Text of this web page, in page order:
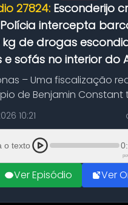
27824: Esconderijo
intercepta
kg de drogas
e sofás no interior do
– Uma fiscalização
de Benjamin Constant
de
de entorpecentes em uma
atracada no porto
10:21
o texto
Ver Episódio Ver